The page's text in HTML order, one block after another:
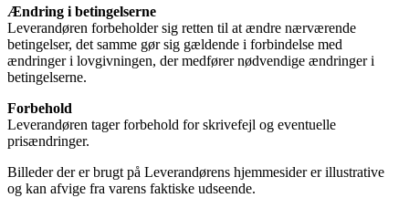
Ændring i betingelserne
Leverandøren forbeholder sig retten til at ændre nærværende
betingelser, det samme gør sig gældende i forbindelse med
ændringer i lovgivningen, der medfører nødvendige ændringer i
betingelserne.
Forbehold
Leverandøren tager forbehold for skrivefejl og eventuelle
prisændringer.
Billeder der er brugt på Leverandørens hjemmesider er illustrative
og kan afvige fra varens faktiske udseende.